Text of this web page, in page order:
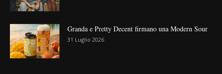
Granda e Pretty Decent firmano una Modern Sour
31 Luglio 2026